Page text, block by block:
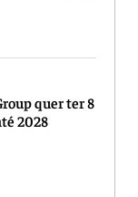
quer ter 8
2028